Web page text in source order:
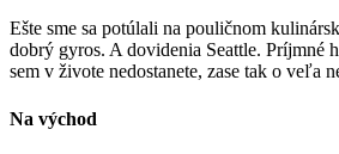
Ešte sme sa potúlali na pouličnom
dobrý gyros. A dovidenia Seattle. Príjmné
sem v živote nedostanete, zase tak o veľa
Na východ